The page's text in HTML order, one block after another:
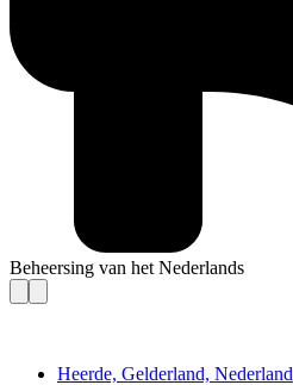
Beheersing van het Nederlands
Heerde, Gelderland, Nederland